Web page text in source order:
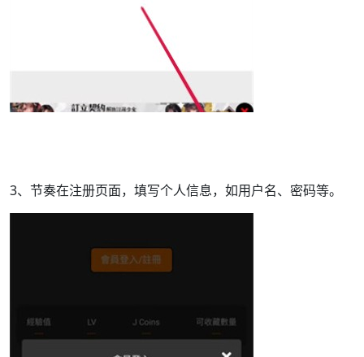
3、节奏在注册页面，填写个人信息，如用户名、密码等。